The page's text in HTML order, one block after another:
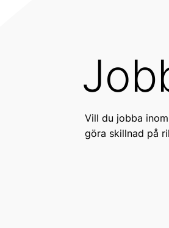
Vill du jobba
göra skillnad på